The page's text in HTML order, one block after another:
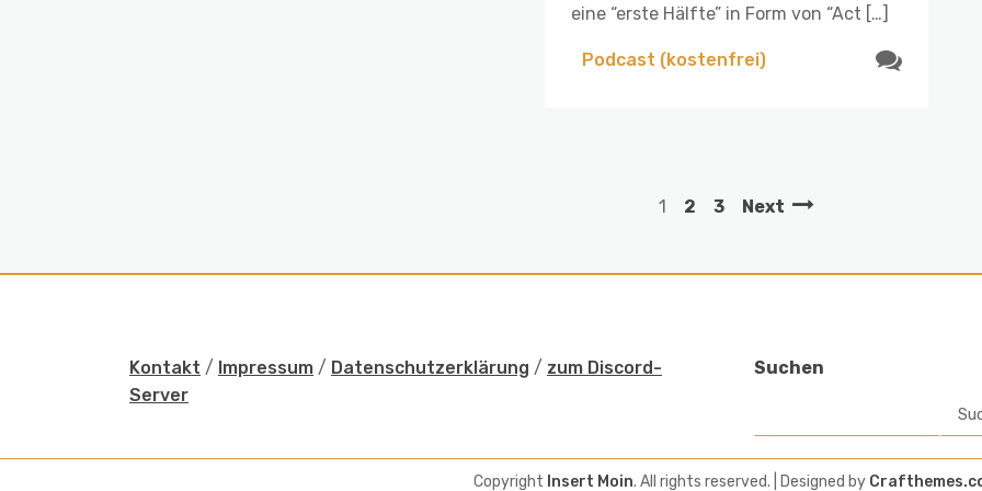
eine “erste Hälfte” in Form von “Act […]
Podcast (kostenfrei)
1 2 3 Next
Kontakt / Impressum / Datenschutzerklärung / zum Discord-
Server
Suchen
Copyright Insert Moin. All rights reserved. | Designed by